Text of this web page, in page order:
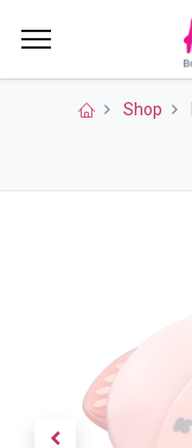
Shop